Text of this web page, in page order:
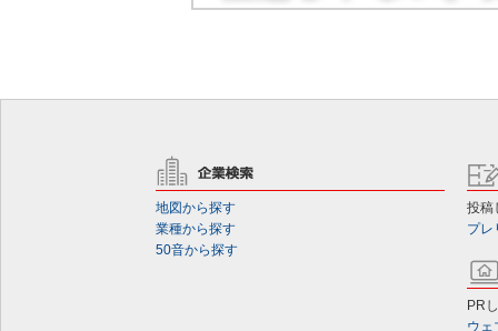
地図から探す
業種から探す
50音から探す
投稿
プレ
PR
ウェ